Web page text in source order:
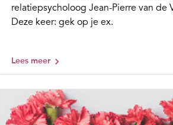
relatiepsycholoog Jean-Pierre van de
Deze keer: gek op je ex.
Lees meer